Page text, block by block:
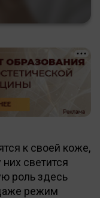
к своей коже,
светится
роль здесь
режим